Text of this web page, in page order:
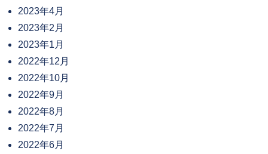
2023年4月
2023年2月
2023年1月
2022年12月
2022年10月
2022年9月
2022年8月
2022年7月
2022年6月